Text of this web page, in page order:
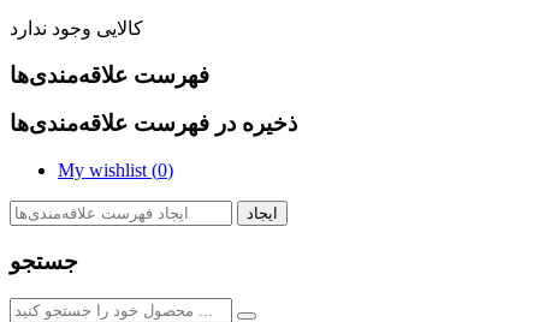
کالایی وجود ندارد
فهرست علاقه‌مندی‌ها
ذخیره در فهرست علاقه‌مندی‌ها
My wishlist (0)
ایجاد
جستجو